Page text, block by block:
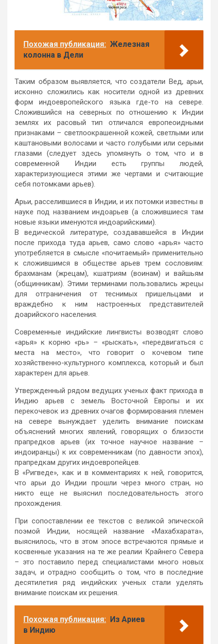
Похожая публикация: Железная
колонна в Дели
Таким образом выявляется, что создатели Вед, арьи,
исконно сложились как носители одной из древних
форм индоевропейского языка где-то на севере.
Сложившийся на северных по отношению к Индии
землях их расовый тип отличался европеоидными
признаками – светлоокрашенной кожей, светлыми или
каштановыми волосами и часто голубыми или серыми
глазами (следует здесь упомянуть о том, что и в
современной Индии есть группы людей,
характеризующиеся этими же чертами и считающие
себя потомками арьев).
Арьи, расселившиеся в Индии, и их потомки известны в
науке под названием индоарьев (а сложившиеся там
новые языки именуются индоарийскими).
В ведической литературе, создававшейся в Индии
после прихода туда арьев, само слово «арья» часто
употребляется в смысле «почитаемый» применительно
к сложившимся в обществе арьев трем сословиям:
брахманам (жрецам), кшатриям (воинам) и вайшьям
(общинникам). Этими терминами пользовались жрецы
для отграничения от теснимых пришельцами и
враждебно к ним настроенных представителей
доарийского населения.
Современные индийские лингвисты возводят слово
«арья» к корню «рь» – «рыскать», «передвигаться с
места на место», что говорит о кочевом типе
хозяйственно-культурного комплекса, который и был
характерен для арьев.
Утвержденный рядом ведущих ученых факт прихода в
Индию арьев с земель Восточной Европы и их
перекочевок из древних очагов формирования племен
на севере вынуждает уделить внимание поискам
объяснений многих явлений, говорящих о близости
прапредков арьев (их точное научное название –
индоиранцы) к их современникам (по давности эпох),
прапредкам других индоевропейцев.
В «Ригведе», как и в комментариях к ней, говорится,
что арьи до Индии прошли через много стран, но
никто еще не выяснил последовательность этого
прохождения.
При сопоставлении ее текстов с великой эпической
поэмой Индии, носящей название «Махабхарата»,
выяснилось, что в этом эпосе встречаются прямые и
косвенные указания на те же реалии Крайнего Севера
– это поставило перед специалистами много новых
задач, и отрадно сообщить о том, что в последние
десятилетия ряд индийских ученых стали уделять
внимание поискам их решения.
Похожая публикация: Из Ариев
в Индию